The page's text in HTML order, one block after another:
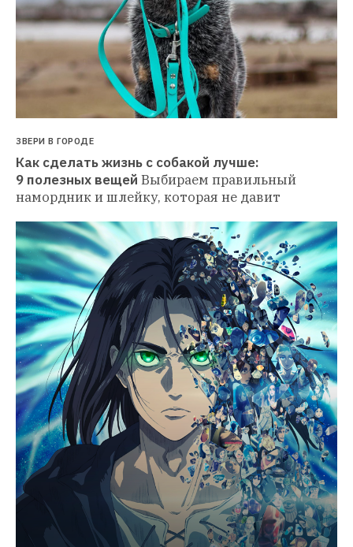
ЗВЕРИ В ГОРОДЕ
Как сделать жизнь с собакой лучше:
9 полезных вещей Выбираем правильный
намордник и шлейку, которая не давит